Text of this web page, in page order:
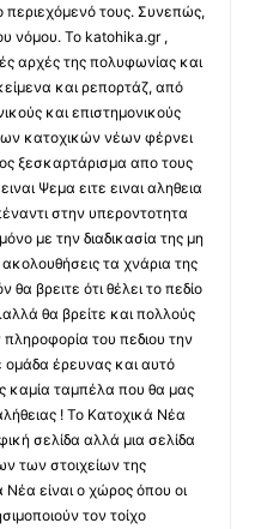
περιεχόμενό τους. Συνεπώς,
νόμου. Το katohika.gr ,
αρχές της πολυφωνίας και
και ρεπορτάζ, από
και επιστημονικούς
κατοχικών νέων φέρνει
ξεσκαρτάρισμα απο τους
Ψεμα ειτε ειναι αληθεια
στην υπεροντοτητα
με την διαδικασία της μη
τα χνάρια της
βρειτε ότι θέλει το πεδίο
θα βρείτε και πολλούς
του πεδιου την
έρευνας και αυτό
καμία ταμπέλα που θα μας
! Το Κατοχικά Νέα
σελίδα αλλά μια σελίδα
των στοιχείων της
είναι ο χώρος όπου οι
τον τοίχο